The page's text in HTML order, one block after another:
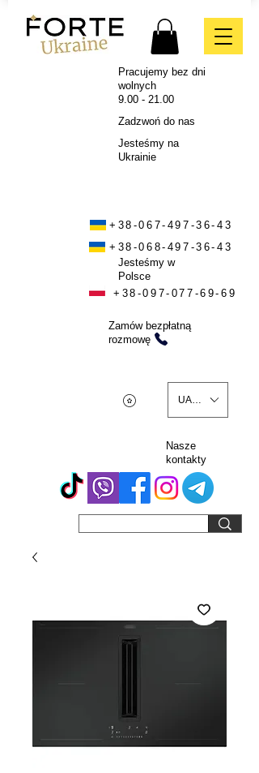
Pracujemy bez dni
wolnych
9.00 - 21.00
Zadzwoń do nas
Jesteśmy na
Ukrainie
+38-067-497-36-43
+38-068-497-36-43
Jesteśmy w
Polsce
+38-097-077-69-69
Zamów bezpłatną
rozmowę
UAH (₴)
Nasze
kontakty